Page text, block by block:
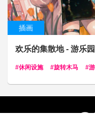
插画
欢乐的集散地 - 游乐
休闲设施 旋转木马